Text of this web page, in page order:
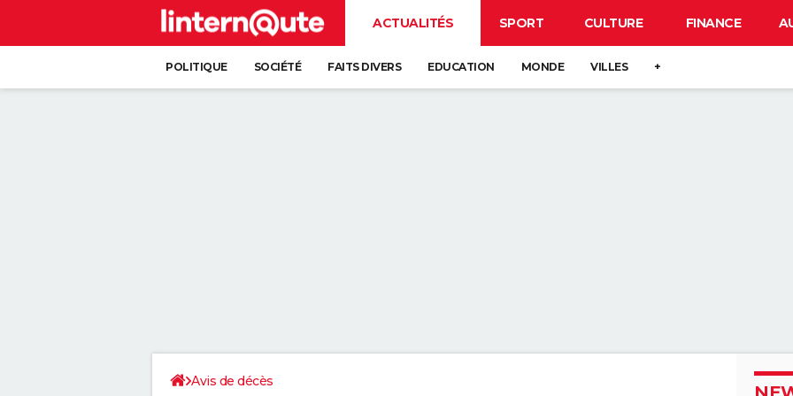
ACTUALITÉS SPORT CULTURE FINANCE
POLITIQUE SOCIÉTÉ FAITS DIVERS EDUCATION MONDE VILLES +
Avis de décès